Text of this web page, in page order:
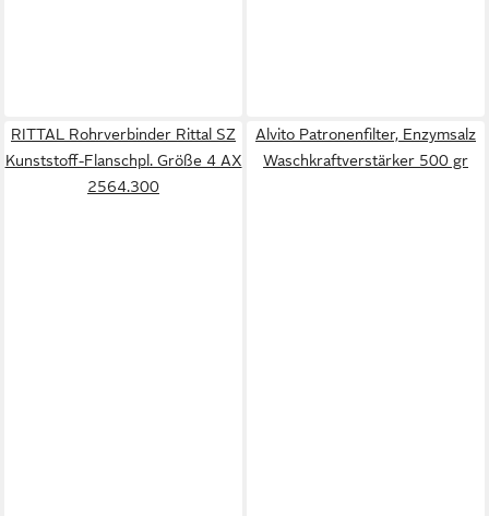
RITTAL Rohrverbinder Rittal SZ
Kunststoff-Flanschpl. Größe 4 AX
2564.300
Alvito Patronenfilter, Enzymsalz
Waschkraftverstärker 500 gr